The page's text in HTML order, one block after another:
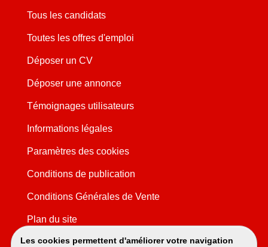
Les cookies permettent d'améliorer votre navigation
Tous les candidats
Toutes les offres d'emploi
Déposer un CV
Déposer une annonce
Témoignages utilisateurs
Informations légales
Paramètres des cookies
Conditions de publication
Conditions Générales de Vente
Plan du site